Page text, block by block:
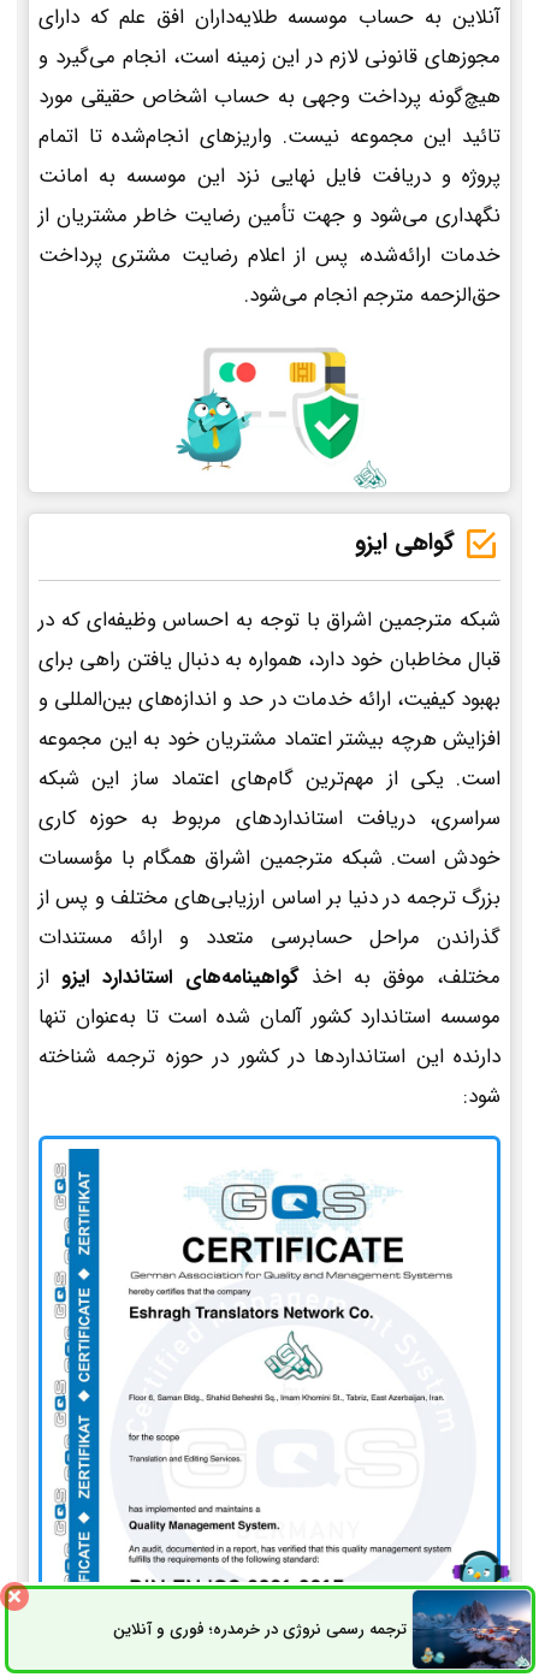
آنلاین به حساب موسسه طلایه‌داران افق علم که دارای
مجوزهای قانونی لازم در این زمینه است، انجام می‌گیرد و
هیچ‌گونه پرداخت وجهی به حساب اشخاص حقیقی مورد
تائید این مجموعه نیست. واریزهای انجام‌شده تا اتمام
پروژه و دریافت فایل نهایی نزد این موسسه به امانت
نگهداری می‌شود و جهت تأمین رضایت خاطر مشتریان از
خدمات ارائه‌شده، پس از اعلام رضایت مشتری پرداخت
حق‌الزحمه مترجم انجام می‌شود.
گواهی ایزو
شبکه مترجمین اشراق با توجه به احساس وظیفه‌ای که در
قبال مخاطبان خود دارد، همواره به دنبال یافتن راهی برای
بهبود کیفیت، ارائه خدمات در حد و اندازه‌های بین‌المللی و
افزایش هرچه بیشتر اعتماد مشتریان خود به این مجموعه
است. یکی از مهم‌ترین گام‌های اعتماد ساز این شبکه
سراسری، دریافت استانداردهای مربوط به حوزه کاری
خودش است. شبکه مترجمین اشراق همگام با مؤسسات
بزرگ ترجمه در دنیا بر اساس ارزیابی‌های مختلف و پس از
گذراندن مراحل حسابرسی متعدد و ارائه مستندات
مختلف، موفق به اخذ گواهینامه‌های استاندارد ایزو از
موسسه استاندارد کشور آلمان شده است تا به‌عنوان تنها
دارنده این استانداردها در کشور در حوزه ترجمه شناخته
شود:
ترجمه رسمی نروژی در خرمدره؛ فوری و آنلاینثبت سفارش راه های ارتباطی